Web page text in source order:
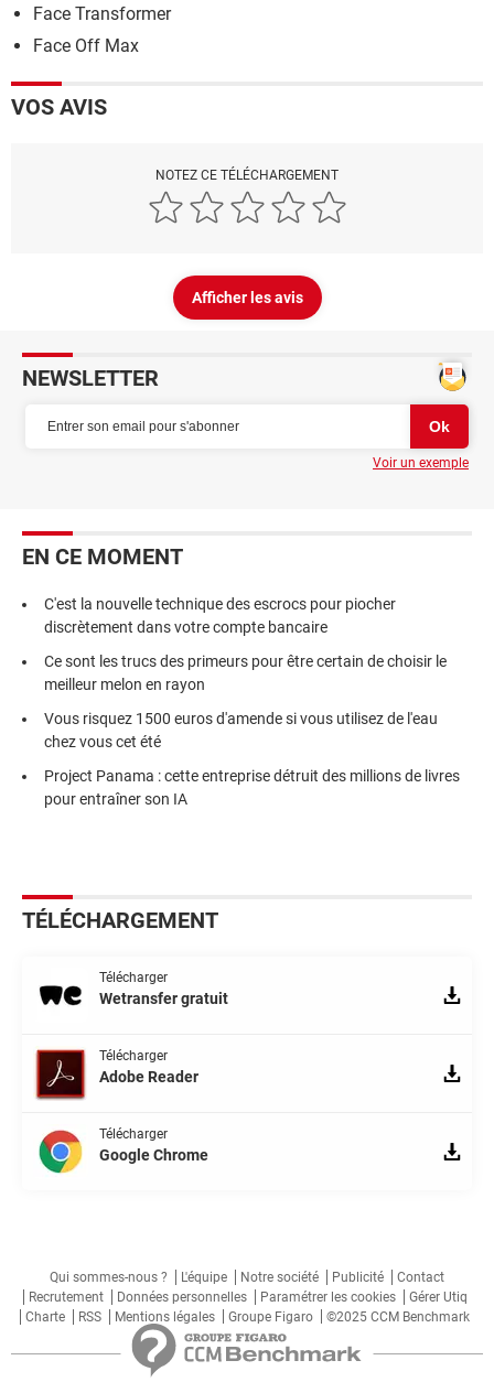
Face Transformer
Face Off Max
VOS AVIS
NOTEZ CE TÉLÉCHARGEMENT
Afficher les avis
NEWSLETTER
Voir un exemple
EN CE MOMENT
C'est la nouvelle technique des escrocs pour piocher
discrètement dans votre compte bancaire
Ce sont les trucs des primeurs pour être certain de choisir le
meilleur melon en rayon
Vous risquez 1500 euros d'amende si vous utilisez de l'eau
chez vous cet été
Project Panama : cette entreprise détruit des millions de livres
pour entraîner son IA
TÉLÉCHARGEMENT
Télécharger
Wetransfer gratuit
Télécharger
Adobe Reader
Télécharger
Google Chrome
Qui sommes-nous ? L'équipe Notre société Publicité
Contact
Recrutement
Données personnelles Paramétrer les cookies
Gérer Utiq
Charte
RSS Mentions légales Groupe Figaro ©2025 CCM Benchmark